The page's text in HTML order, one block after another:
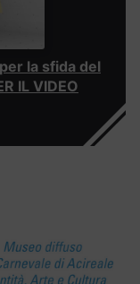
la sfida del
IL VIDEO